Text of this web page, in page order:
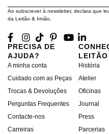
Ao subscrever à newsletter, declara que
da Leitão & Irmão.
PRECISA DE
AJUDA?
A minha conta
Cuidado com as Peças
Trocas & Devoluções
Perguntas Frequentes
Contacte-nos
Carreiras
LEITÃO
História
Atelier
Oficinas
Journal
Press
Parcerias